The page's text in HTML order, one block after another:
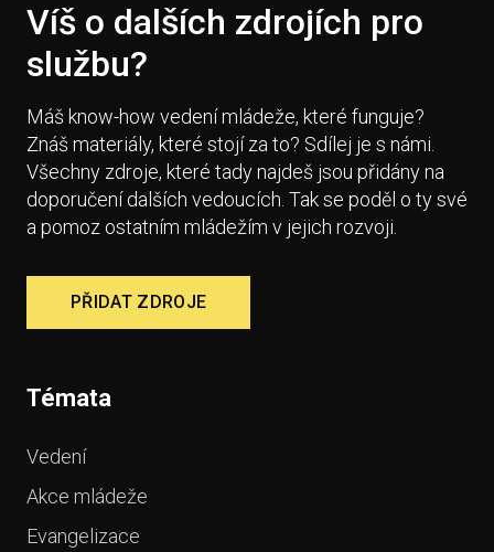
Víš o dalších zdrojích pro
službu?
Máš know-how vedení mládeže, které funguje?
Znáš materiály, které stojí za to? Sdílej je s námi.
Všechny zdroje, které tady najdeš jsou přidány na
doporučení dalších vedoucích. Tak se poděl o ty své
a pomoz ostatním mládežím v jejich rozvoji.
PŘIDAT ZDROJE
Témata
Vedení
Akce mládeže
Evangelizace